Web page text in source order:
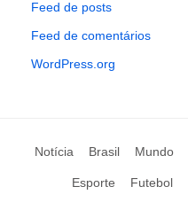
Feed de posts
Feed de comentários
WordPress.org
Notícia Brasil Mundo
Esporte Futebol